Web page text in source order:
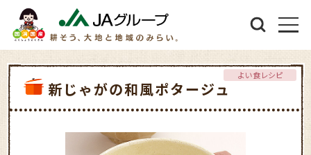
新じゃがの和風ポタージュ
よい食レシピ